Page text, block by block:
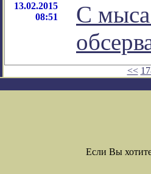
13.02.2015
08:51
С мыса
<<
Если Вы